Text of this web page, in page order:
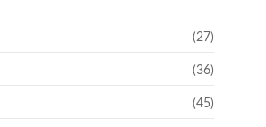
(27)
(36)
(45)